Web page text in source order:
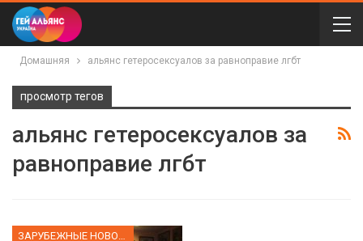
Домашняя альянс гетеросексуалов за равноправие лгбт
просмотр тегов
альянс гетеросексуалов за
равноправие лгбт